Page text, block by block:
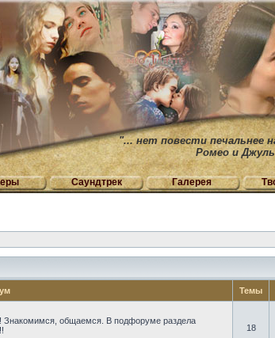
"... нет повести печальнее
Ромео и
Саундтрек Галерея
Темы
общаемся. В подфоруме раздела
18